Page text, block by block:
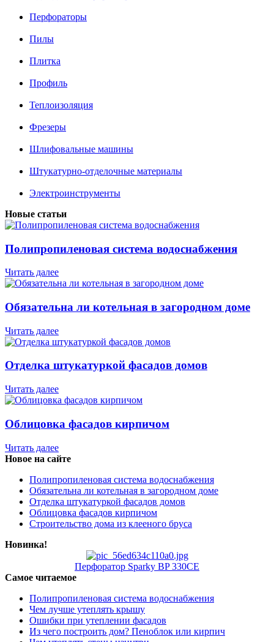
Перфораторы
Пилы
Плитка
Профиль
Теплоизоляция
Фрезеры
Шлифовальные машины
Штукатурно-отделочные материалы
Электроинструменты
Новые статьи
Полипропиленовая система водоснабжения
Читать далее
Обязательна ли котельная в загородном доме
Читать далее
Отделка штукатуркой фасадов домов
Читать далее
Облицовка фасадов кирпичом
Читать далее
Новое на сайте
Полипропиленовая система водоснабжения
Обязательна ли котельная в загородном доме
Отделка штукатуркой фасадов домов
Облицовка фасадов кирпичом
Строительство дома из клееного бруса
Новинка!
Перфоратор Sparky BP 330СE
Самое читаемое
Полипропиленовая система водоснабжения
Чем лучше утеплять крышу
Ошибки при утеплении фасадов
Из чего построить дом? Пеноблок или кирпич